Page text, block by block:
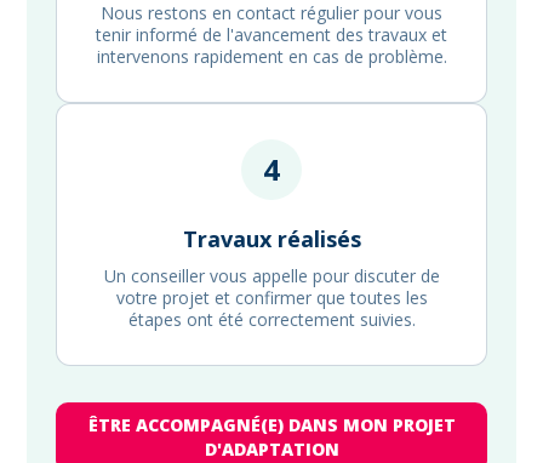
Nous restons en contact régulier pour vous
tenir informé de l'avancement des travaux et
intervenons rapidement en cas de problème.
4
Travaux réalisés
Un conseiller vous appelle pour discuter de
votre projet et confirmer que toutes les
étapes ont été correctement suivies.
ÊTRE ACCOMPAGNÉ(E) DANS MON PROJET
D'ADAPTATION